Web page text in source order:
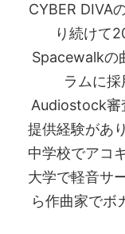
CYBER DIVA
り続けて
Spacewalkの
ラムに採
Audiostock審
提供経験があ
中学校でアコ
大学で軽音サ
ら作曲家でボ